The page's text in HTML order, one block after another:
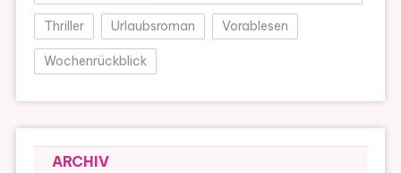
Thriller Urlaubsroman Vorablesen
Wochenrückblick
ARCHIV